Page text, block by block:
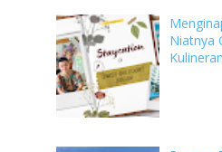
Niatnya
Kulineran